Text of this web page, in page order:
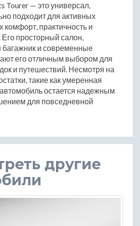
Tourer — это универсал,
подходит для активных
практичность и
Его просторный салон,
багажник и современные
его отличным выбором для
и путешествий. Несмотря на
такие как умеренная
остается надежным
для повседневной
другие